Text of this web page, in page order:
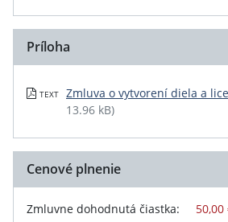
Príloha
TEXT Zmluva o vytvorení diela a
13.96 kB)
Cenové plnenie
Zmluvne dohodnutá čiastka: 50,00